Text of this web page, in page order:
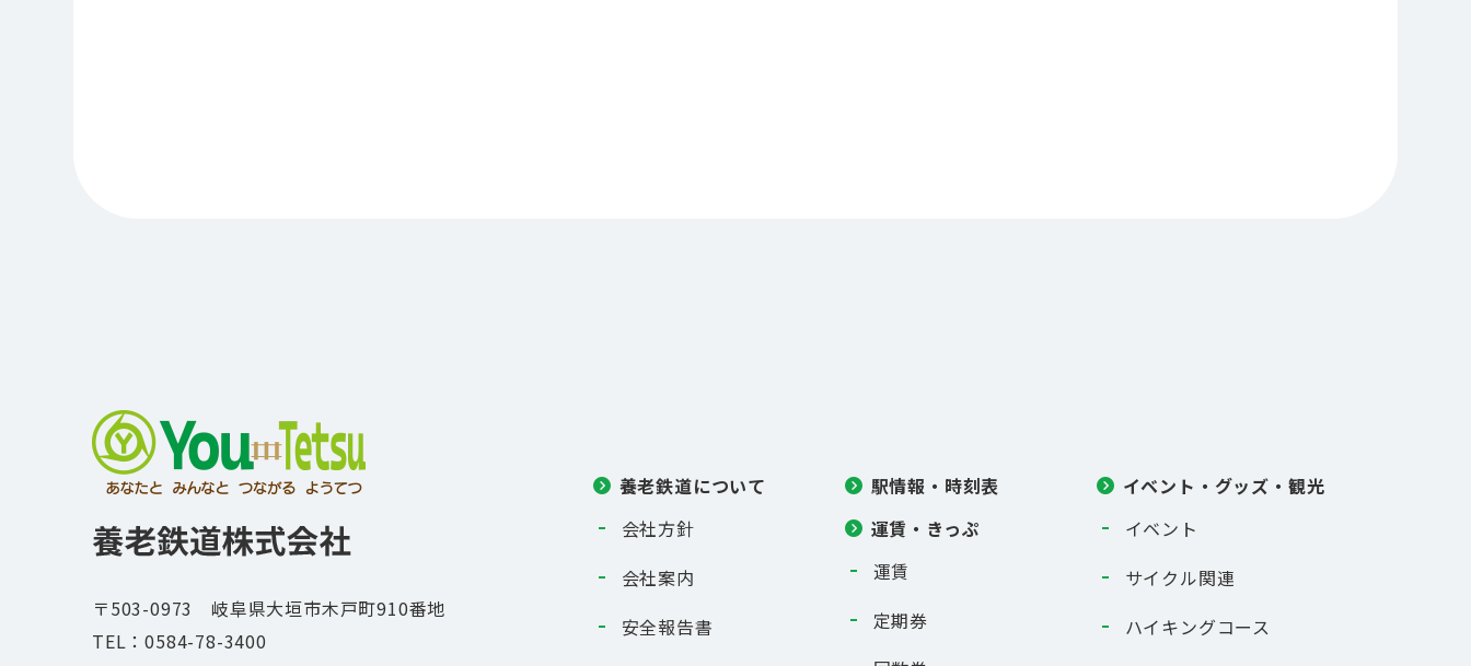
養老鉄道について
会社方針
会社案内
安全報告書
駅情報・時刻表
運賃・きっぷ
運賃
定期券
イベント・グッズ・観光
イベント
サイクル関連
ハイキングコース
〒503-0973 岐阜県大垣市木戸町910番地
TEL：0584-78-3400